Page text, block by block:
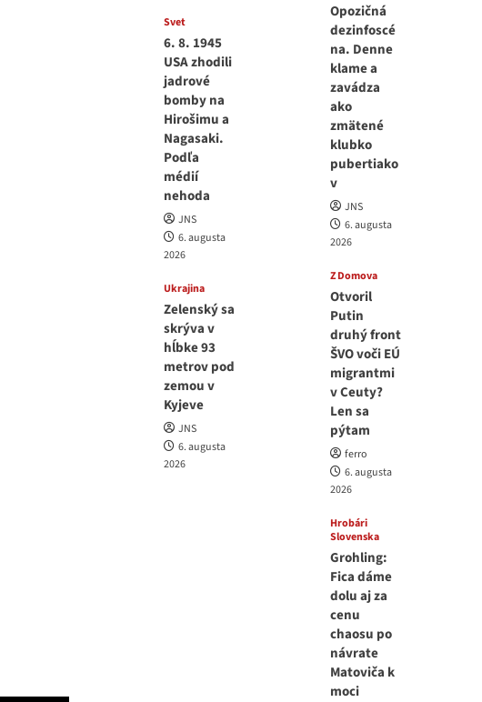
Svet
6. 8. 1945
USA zhodili
jadrové
bomby na
Hirošimu a
Nagasaki.
Podľa
médií
nehoda
JNS
6. augusta
2026
Ukrajina
Zelenský sa
skrýva v
hĺbke 93
metrov pod
zemou v
Kyjeve
JNS
6. augusta
2026
Opozičná
dezinfoscé
na. Denne
klame a
zavádza
ako
zmätené
klubko
pubertiako
v
JNS
6. augusta
2026
Z Domova
Otvoril
Putin
druhý front
ŠVO voči EÚ
migrantmi
v Ceuty?
Len sa
pýtam
ferro
6. augusta
2026
Hrobári
Slovenska
Grohling:
Fica dáme
dolu aj za
cenu
chaosu po
návrate
Matoviča k
moci